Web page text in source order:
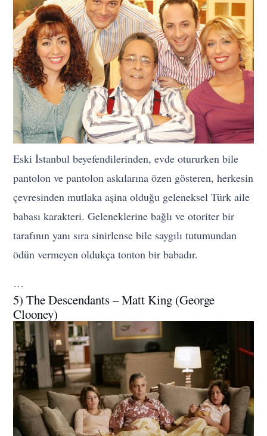
Eski İstanbul beyefendilerinden, evde otururken bile
pantolon ve pantolon askılarına özen gösteren, herkesin
çevresinden mutlaka aşina olduğu geleneksel Türk aile
babası karakteri. Geleneklerine bağlı ve otoriter bir
tarafının yanı sıra sinirlense bile saygılı tutumundan
ödün vermeyen oldukça tonton bir babadır.
…
5) The Descendants – Matt King (George
Clooney)